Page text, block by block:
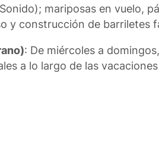
mariposas en vuelo,
y construcción de barriletes
: De miércoles a
a lo largo de las vacaciones